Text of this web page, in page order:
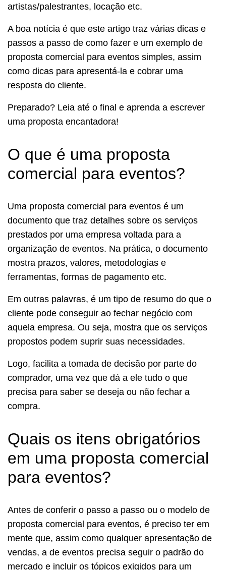
artistas/palestrantes, locação etc.
A boa notícia é que este artigo traz várias dicas e
passos a passo de como fazer e um exemplo de
proposta comercial para eventos simples, assim
como dicas para apresentá-la e cobrar uma
resposta do cliente.
Preparado? Leia até o final e aprenda a escrever
uma proposta encantadora!
O que é uma proposta
comercial para eventos?
Uma proposta comercial para eventos é um
documento que traz detalhes sobre os serviços
prestados por uma empresa voltada para a
organização de eventos. Na prática, o documento
mostra prazos, valores, metodologias e
ferramentas, formas de pagamento etc.
Em outras palavras, é um tipo de resumo do que o
cliente pode conseguir ao fechar negócio com
aquela empresa. Ou seja, mostra que os serviços
propostos podem suprir suas necessidades.
Logo, facilita a tomada de decisão por parte do
comprador, uma vez que dá a ele tudo o que
precisa para saber se deseja ou não fechar a
compra.
Quais os itens obrigatórios
em uma proposta comercial
para eventos?
Antes de conferir o passo a passo ou o modelo de
proposta comercial para eventos, é preciso ter em
mente que, assim como qualquer apresentação de
vendas, a de eventos precisa seguir o padrão do
mercado e incluir os tópicos exigidos para um